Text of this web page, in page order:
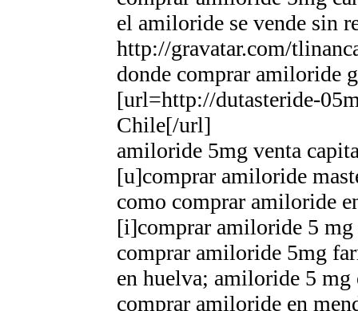
el amiloride se vende sin
http://gravatar.com/
donde comprar amiloride
[url=http://dutasteride-
Chile[/url]
amiloride 5mg venta
[u]comprar amiloride
como comprar amiloride
[i]comprar amiloride 5
comprar amiloride 5mg
en huelva; amiloride 5
comprar amiloride en